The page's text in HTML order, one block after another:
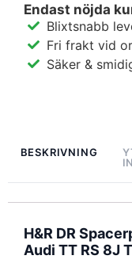
Endast nöjda
Blixtsnabb
Fri frakt vid
Säker &
BESKRIVNING
H&R DR
Audi TT RS 8J